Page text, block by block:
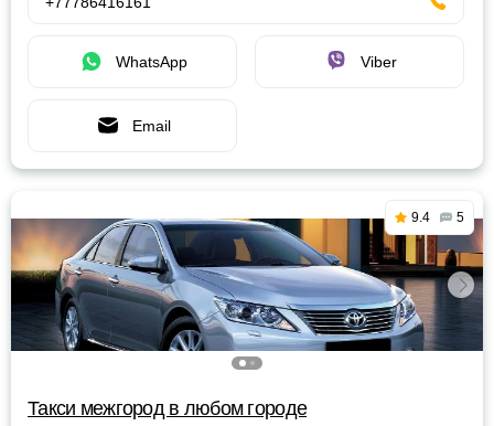
WhatsApp Viber
Email
9.4 5
Такси межгород в любом городе